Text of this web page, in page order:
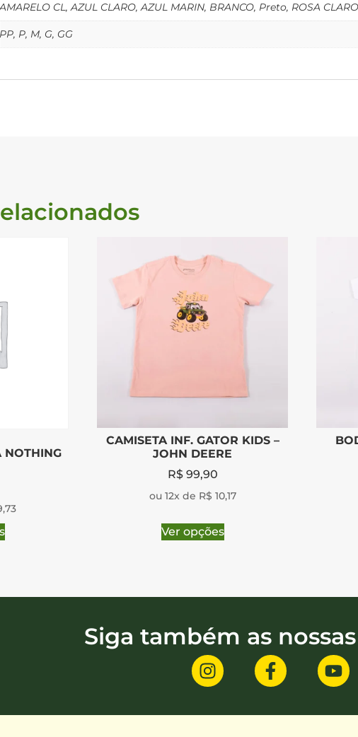
AMARELO CL, AZUL CLARO, AZUL MARIN, BRANCO, Preto, ROSA
PP, P, M, G, GG
NOTHING
CAMISETA INF. GATOR KIDS –
JOHN DEERE
R$99,90
ou 12x de R$ 10,17
Ver opções
Siga também as